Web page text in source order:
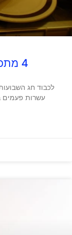
4 מתכונים מנצחים לעוגת גבינה
עשרות פעמים